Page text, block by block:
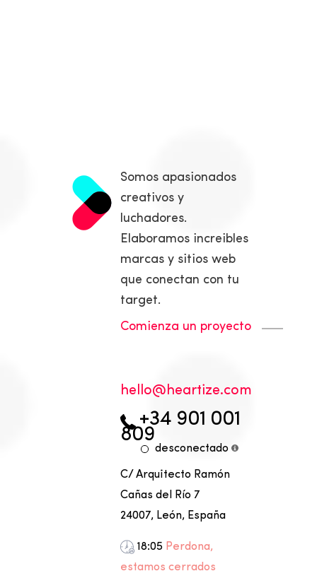
Somos apasionados
creativos y
luchadores.
Elaboramos increibles
marcas y sitios web
que conectan con tu
target.
Comienza un proyecto
moc.ezitraeh@
olleh
+34 901 001
809
desconectado
C/ Arquitecto Ramón
Cañas del Río 7
24007, León, España
18:05 Perdona,
estamos cerrados